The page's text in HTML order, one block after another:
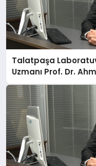
Talatpaşa
Uzmanı Prof. Dr.